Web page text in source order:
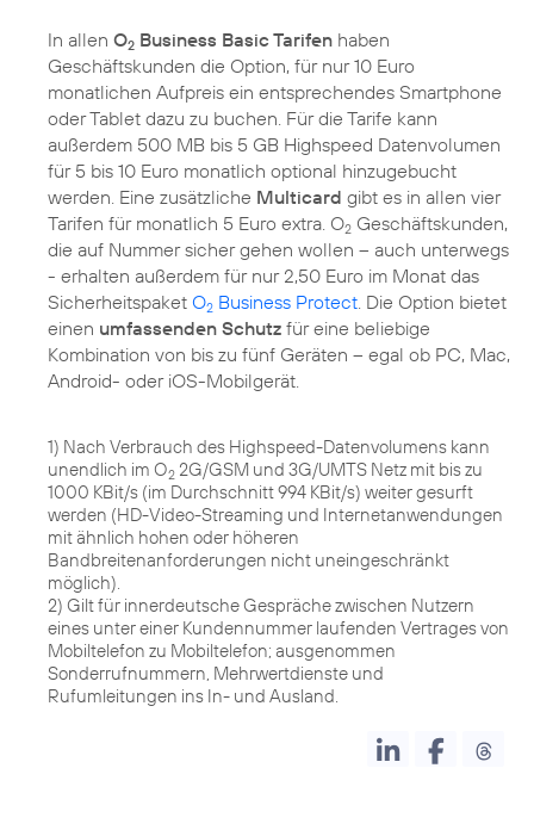
In allen O2 Business Basic Tarifen haben
Geschäftskunden die Option, für nur 10 Euro
monatlichen Aufpreis ein entsprechendes Smartphone
oder Tablet dazu zu buchen. Für die Tarife kann
außerdem 500 MB bis 5 GB Highspeed Datenvolumen
für 5 bis 10 Euro monatlich optional hinzugebucht
werden. Eine zusätzliche Multicard gibt es in allen vier
Tarifen für monatlich 5 Euro extra. O2 Geschäftskunden,
die auf Nummer sicher gehen wollen – auch unterwegs
- erhalten außerdem für nur 2,50 Euro im Monat das
Sicherheitspaket O2 Business Protect . Die Option bietet
einen umfassenden Schutz für eine beliebige
Kombination von bis zu fünf Geräten – egal ob PC, Mac,
Android- oder iOS-Mobilgerät.
1) Nach Verbrauch des Highspeed-Datenvolumens kann
unendlich im O2 2G/GSM und 3G/UMTS Netz mit bis zu
1000 KBit/s (im Durchschnitt 994 KBit/s) weiter gesurft
werden (HD-Video-Streaming und Internetanwendungen
mit ähnlich hohen oder höheren
Bandbreitenanforderungen nicht uneingeschränkt
möglich).
2) Gilt für innerdeutsche Gespräche zwischen Nutzern
eines unter einer Kundennummer laufenden Vertrages von
Mobiltelefon zu Mobiltelefon; ausgenommen
Sonderrufnummern, Mehrwertdienste und
Rufumleitungen ins In- und Ausland.